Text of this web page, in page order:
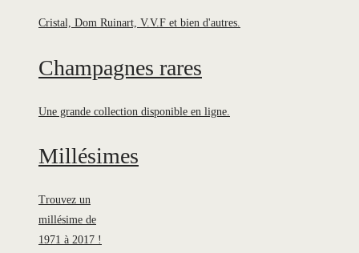
Cristal, Dom Ruinart, V.V.F et bien d'autres.
Champagnes rares
Une grande collection disponible en ligne.
Millésimes
Trouvez un
millésime de
1971 à 2017 !